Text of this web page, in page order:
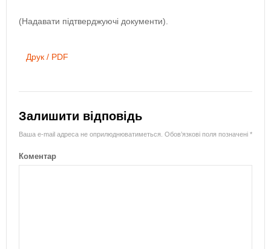
(Надавати підтверджуючі документи).
Друк / PDF
Залишити відповідь
Ваша e-mail адреса не оприлюднюватиметься. Обов’язкові поля позначені *
Коментар